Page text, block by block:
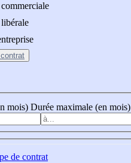
mois) Durée maximale (en mois)
de contrat